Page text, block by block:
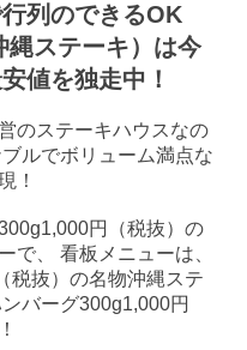
列のできるOK
縄ステーキ）は今
値を独走中！
のステーキハウスなの
ルでボリューム満点な
！
円（税抜）の
で、 看板メニューは、
税抜）の名物沖縄ステ
バーグ300g1,000円